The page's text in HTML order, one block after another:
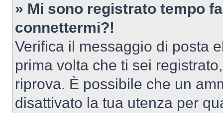
» Mi sono registrato tempo
connettermi?!
Verifica il messaggio di posta
prima volta che ti sei
riprova. È possibile che un
disattivato la tua utenza per